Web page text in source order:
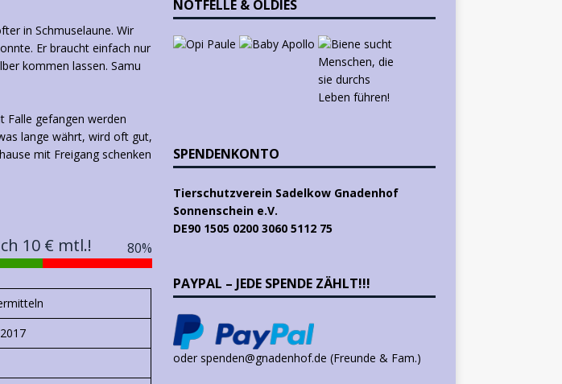
in Schmuselaune. Wir
Er braucht einfach nur
kommen lassen. Samu
Falle gefangen werden
lange währt, wird oft gut,
mit Freigang schenken
10 € mtl.! 80%
NOTFELLE & OLDIES
SPENDENKONTO
Tierschutzverein Sadelkow Gnadenhof
Sonnenschein e.V.
DE90 1505 0200 3060 5112 75
PAYPAL – JEDE SPENDE ZÄHLT!!!
oder spenden@gnadenhof.de (Freunde & Fam.)